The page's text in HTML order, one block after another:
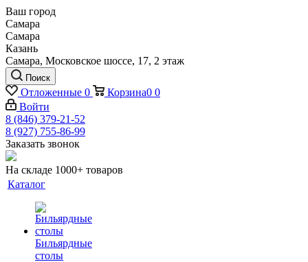
Ваш город
Самара
Самара
Казань
Самара, Московское шоссе, 17, 2 этаж
Поиск
Отложенные 0 Корзина0 0
Войти
8 (846) 379-21-52
8 (927) 755-86-99
Заказать звонок
На складе 1000+ товаров
Каталог
Бильярдные
столы